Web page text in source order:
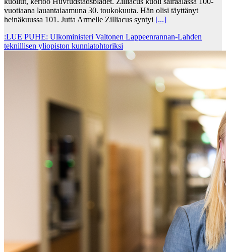
vuotiaana lauantaiaamuna 30. toukokuuta. Hän olisi täyttänyt
heinäkuussa 101. Jutta Armelle Zilliacus syntyi [...]
:LUE PUHE: Ulkoministeri Valtonen Lappeenrannan-Lahden
teknillisen yliopiston kunniatohtoriksi